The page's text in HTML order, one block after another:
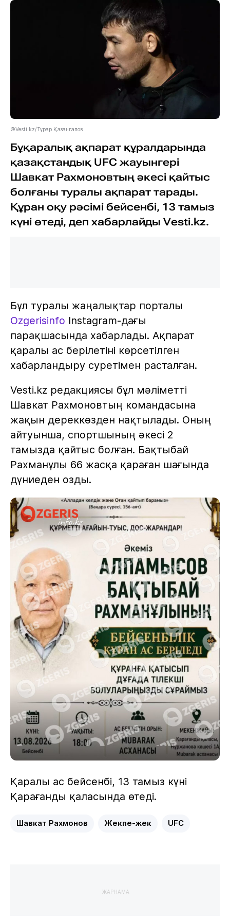
©Vesti.kz/Тұрар Қазанғапов
Бұқаралық ақпарат құралдарында
қазақстандық UFC жауынгері
Шавкат Рахмоновтың әкесі қайтыс
болғаны туралы ақпарат тарады.
Құран оқу рәсімі бейсенбі, 13 тамыз
күні өтеді, деп хабарлайды Vesti.kz.
Бұл туралы жаңалықтар порталы
Ozgerisinfo Instagram-дағы
парақшасында хабарлады. Ақпарат
қаралы ас берілетіні көрсетілген
хабарландыру суретімен расталған.
Vesti.kz редакциясы бұл мәліметті
Шавкат Рахмоновтың командасына
жақын дереккөзден нақтылады. Оның
айтуынша, спортшының әкесі 2
тамызда қайтыс болған. Бақтыбай
Рахманұлы 66 жасқа қараған шағында
дүниеден озды.
Қаралы ас бейсенбі, 13 тамыз күні
Қарағанды қаласында өтеді.
Шавкат Рахмонов Жекпе-жек UFC
ЖАРНАМА